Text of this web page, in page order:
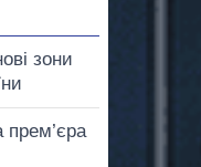
зони
прем’єра